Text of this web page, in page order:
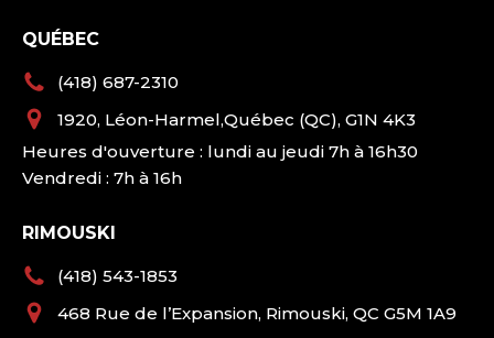
QUÉBEC
(418) 687-2310
1920, Léon-Harmel,Québec (QC), G1N 4K3
Heures d'ouverture : lundi au jeudi 7h à 16h30
Vendredi : 7h à 16h
RIMOUSKI
(418) 543-1853
468 Rue de l’Expansion, Rimouski, QC G5M 1A9